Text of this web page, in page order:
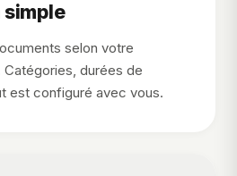
simple
selon votre
durées de
est configuré avec vous.